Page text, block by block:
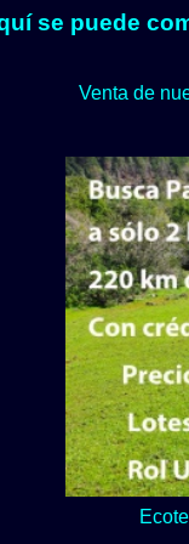
se puede
Venta de
Lo verde y